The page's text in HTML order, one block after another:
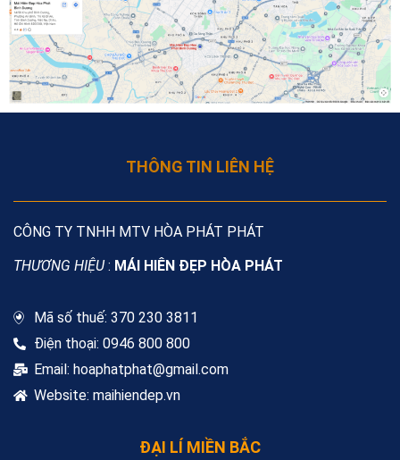
THÔNG TIN LIÊN HỆ
CÔNG TY TNHH MTV HÒA PHÁT PHÁT
THƯƠNG HIỆU: MÁI HIÊN ĐẸP HÒA PHÁT
Mã số thuế: 370 230 3811
Điện thoại: 0946 800 800
Email: hoaphatphat@gmail.com
Website: maihiendep.vn
ĐẠI LÍ MIỀN BẮC